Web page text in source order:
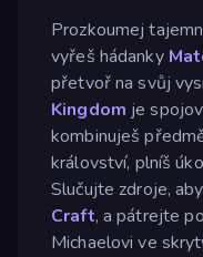
Prozkoumej
vyřeš hádanky
přetvoř na svůj
Kingdom je
kombinuješ
království, plníš
Slučujte zdroje,
Craft, a pátrejte
Michaelovi ve